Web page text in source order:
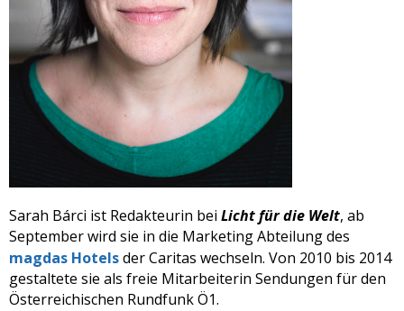
Sarah Bárci ist Redakteurin bei Licht für die Welt, ab
September wird sie in die Marketing Abteilung des
magdas Hotelsder Caritas wechseln. Von 2010 bis 2014
gestaltete sie als freie Mitarbeiterin Sendungen für den
Österreichischen Rundfunk Ö1.